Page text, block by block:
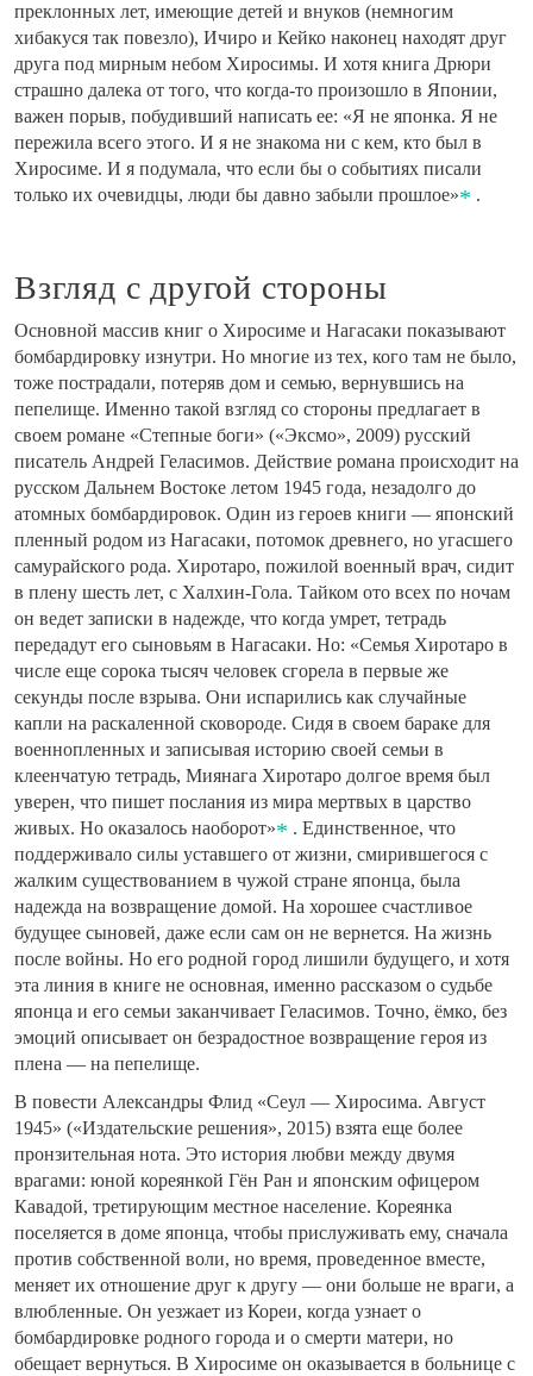
преклонных лет, имеющие детей и внуков (немногим
хибакуся так повезло), Ичиро и Кейко наконец находят друг
друга под мирным небом Хиросимы. И хотя книга Дрюри
страшно далека от того, что когда-то произошло в Японии,
важен порыв, побудивший написать ее: «Я не японка. Я не
пережила всего этого. И я не знакома ни с кем, кто был в
Хиросиме. И я подумала, что если бы о событиях писали
только их очевидцы, люди бы давно забыли прошлое»
.
Взгляд с другой стороны
Основной массив книг о Хиросиме и Нагасаки показывают
бомбардировку изнутри. Но многие из тех, кого там не было,
тоже пострадали, потеряв дом и семью, вернувшись на
пепелище. Именно такой взгляд со стороны предлагает в
своем романе «Степные боги» («Эксмо», 2009) русский
писатель Андрей Геласимов. Действие романа происходит на
русском Дальнем Востоке летом 1945 года, незадолго до
атомных бомбардировок. Один из героев книги — японский
пленный родом из Нагасаки, потомок древнего, но угасшего
самурайского рода. Хиротаро, пожилой военный врач, сидит
в плену шесть лет, с Халхин-Гола. Тайком ото всех по ночам
он ведет записки в надежде, что когда умрет, тетрадь
передадут его сыновьям в Нагасаки. Но: «Семья Хиротаро в
числе еще сорока тысяч человек сгорела в первые же
секунды после взрыва. Они испарились как случайные
капли на раскаленной сковороде. Сидя в своем бараке для
военнопленных и записывая историю своей семьи в
клеенчатую тетрадь, Миянага Хиротаро долгое время был
уверен, что пишет послания из мира мертвых в царство
живых. Но оказалось наоборот»
. Единственное, что
поддерживало силы уставшего от жизни, смирившегося с
жалким существованием в чужой стране японца, была
надежда на возвращение домой. На хорошее счастливое
будущее сыновей, даже если сам он не вернется. На жизнь
после войны. Но его родной город лишили будущего, и хотя
эта линия в книге не основная, именно рассказом о судьбе
японца и его семьи заканчивает Геласимов. Точно, ёмко, без
эмоций описывает он безрадостное возвращение героя из
плена — на пепелище.
В повести Александры Флид «Сеул — Хиросима. Август
1945» («Издательские решения», 2015) взята еще более
пронзительная нота. Это история любви между двумя
врагами: юной кореянкой Гён Ран и японским офицером
Кавадой, третирующим местное население. Кореянка
поселяется в доме японца, чтобы прислуживать ему, сначала
против собственной воли, но время, проведенное вместе,
меняет их отношение друг к другу — они больше не враги, а
влюбленные. Он уезжает из Кореи, когда узнает о
бомбардировке родного города и о смерти матери, но
обещает вернуться. В Хиросиме он оказывается в больнице с